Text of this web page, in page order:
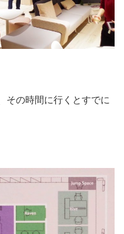
その時間に行くとすでに